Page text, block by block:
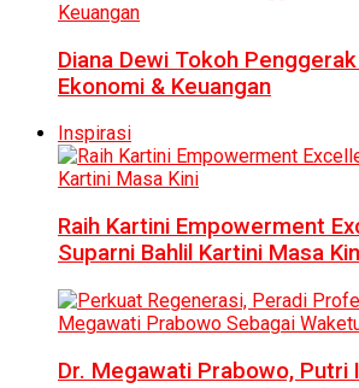
Diana Dewi Tokoh
Ekonomi & Keuangan
Inspirasi
Raih Kartini Empowerment
Suparni Bahlil Kartini Masa
Dr. Megawati Prabowo, Putri